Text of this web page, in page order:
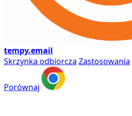
tempy.email
Skrzynka odbiorcza Zastosowania
Porównaj